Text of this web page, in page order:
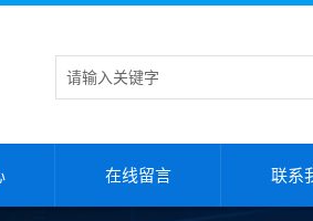
在线留言 联系